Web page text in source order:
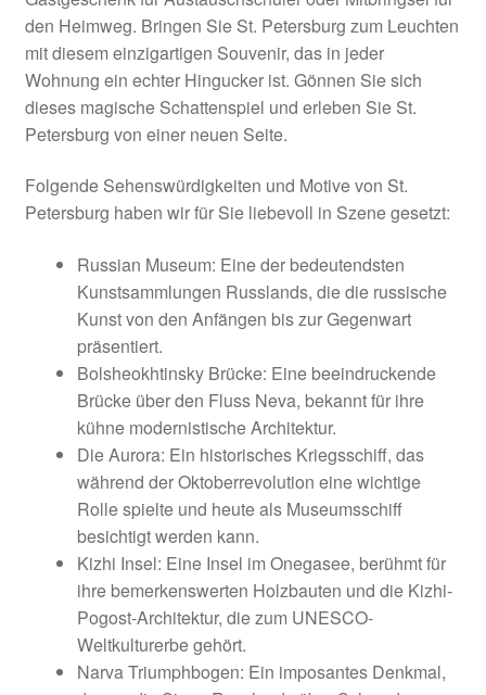
den Heimweg. Bringen Sie St. Petersburg zum Leuchten
mit diesem einzigartigen Souvenir, das in jeder
Wohnung ein echter Hingucker ist. Gönnen Sie sich
dieses magische Schattenspiel und erleben Sie St.
Petersburg von einer neuen Seite.
Folgende Sehenswürdigkeiten und Motive von St.
Petersburg haben wir für Sie liebevoll in Szene gesetzt:
Russian Museum: Eine der bedeutendsten
Kunstsammlungen Russlands, die die russische
Kunst von den Anfängen bis zur Gegenwart
präsentiert.
Bolsheokhtinsky Brücke: Eine beeindruckende
Brücke über den Fluss Neva, bekannt für ihre
kühne modernistische Architektur.
Die Aurora: Ein historisches Kriegsschiff, das
während der Oktoberrevolution eine wichtige
Rolle spielte und heute als Museumsschiff
besichtigt werden kann.
Kizhi Insel: Eine Insel im Onegasee, berühmt für
ihre bemerkenswerten Holzbauten und die Kizhi-
Pogost-Architektur, die zum UNESCO-
Weltkulturerbe gehört.
Narva Triumphbogen: Ein imposantes Denkmal,